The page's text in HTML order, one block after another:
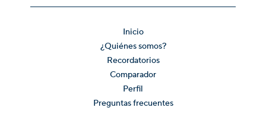
Inicio
¿Quiénes somos?
Recordatorios
Comparador
Perfil
Preguntas frecuentes